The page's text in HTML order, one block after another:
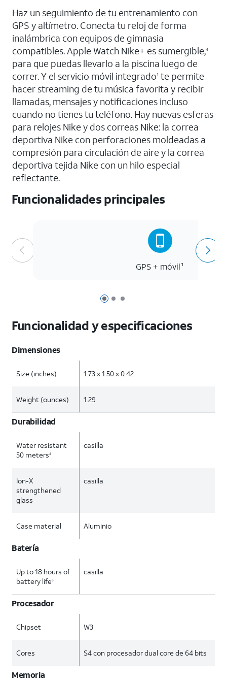
Haz un seguimiento de tu entrenamiento con
GPS y altímetro. Conecta tu reloj de forma
inalámbrica con equipos de gimnasia
compatibles. Apple Watch Nike+ es sumergible,4
para que puedas llevarlo a la piscina luego de
correr. Y el servicio móvil integrado1 te permite
hacer streaming de tu música favorita y recibir
llamadas, mensajes y notificaciones incluso
cuando no tienes tu teléfono. Hay nuevas esferas
para relojes Nike y dos correas Nike: la correa
deportiva Nike con perforaciones moldeadas a
compresión para circulación de aire y la correa
deportiva tejida Nike con un hilo especial
reflectante.
Funcionalidades principales
Página 1 de 3
Página 2 de 3
Página 3 de 3
GPS + móvil¹
Funcionalidad y especificaciones
Dimensiones
Size (inches) 1.73 x 1.50 x 0.42
Weight (ounces) 1.29
Durabilidad
Water resistant
50 meters4
casilla
Ion-X
strengthened
glass
casilla
Case material Aluminio
Batería
Up to 18 hours of
battery life5
casilla
Procesador
Chipset W3
Cores S4 con procesador dual core de 64 bits
Memoria